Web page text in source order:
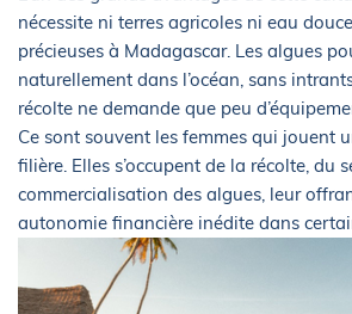
nécessite ni terres agricoles ni eau
précieuses à Madagascar. Les algues
naturellement dans l’océan, sans
récolte ne demande que peu
Ce sont souvent les femmes qui jouent
filière. Elles s’occupent de la récolte, du
commercialisation des algues, leur
autonomie financière inédite dans